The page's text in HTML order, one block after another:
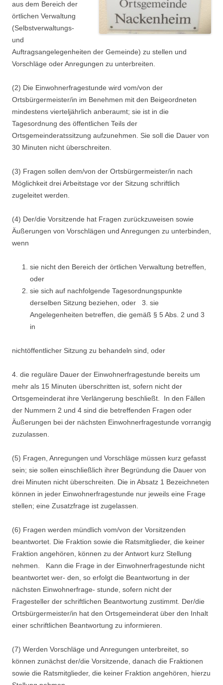
aus dem Bereich der
örtlichen Verwaltung
(Selbstverwaltungs-
und
Auftragsangelegenheiten der Gemeinde) zu stellen und
Vorschläge oder Anregungen zu unterbreiten.
(2) Die Einwohnerfragestunde wird vom/von der
Ortsbürgermeister/in im Benehmen mit den Beigeordneten
mindestens vierteljährlich anberaumt; sie ist in die
Tagesordnung des öffentlichen Teils der
Ortsgemeinderatssitzung aufzunehmen. Sie soll die Dauer von
30 Minuten nicht überschreiten.
(3) Fragen sollen dem/von der Ortsbürgermeister/in nach
Möglichkeit drei Arbeitstage vor der Sitzung schriftlich
zugeleitet werden.
(4) Der/die Vorsitzende hat Fragen zurückzuweisen sowie
Äußerungen von Vorschlägen und Anregungen zu unterbinden,
wenn
sie nicht den Bereich der örtlichen Verwaltung betreffen,
oder
sie sich auf nachfolgende Tagesordnungspunkte
derselben Sitzung beziehen, oder 3. sie
Angelegenheiten betreffen, die gemäß § 5 Abs. 2 und 3
in
nichtöffentlicher Sitzung zu behandeln sind, oder
4. die reguläre Dauer der Einwohnerfragestunde bereits um
mehr als 15 Minuten überschritten ist, sofern nicht der
Ortsgemeinderat ihre Verlängerung beschließt. In den Fällen
der Nummern 2 und 4 sind die betreffenden Fragen oder
Äußerungen bei der nächsten Einwohnerfragestunde vorrangig
zuzulassen.
(5) Fragen, Anregungen und Vorschläge müssen kurz gefasst
sein; sie sollen einschließlich ihrer Begründung die Dauer von
drei Minuten nicht überschreiten. Die in Absatz 1 Bezeichneten
können in jeder Einwohnerfragestunde nur jeweils eine Frage
stellen; eine Zusatzfrage ist zugelassen.
(6) Fragen werden mündlich vom/von der Vorsitzenden
beantwortet. Die Fraktion sowie die Ratsmitglieder, die keiner
Fraktion angehören, können zu der Antwort kurz Stellung
nehmen. Kann die Frage in der Einwohnerfragestunde nicht
beantwortet wer- den, so erfolgt die Beantwortung in der
nächsten Einwohnerfrage- stunde, sofern nicht der
Fragesteller der schriftlichen Beantwortung zustimmt. Der/die
Ortsbürgermeister/in hat den Ortsgemeinderat über den Inhalt
einer schriftlichen Beantwortung zu informieren.
(7) Werden Vorschläge und Anregungen unterbreitet, so
können zunächst der/die Vorsitzende, danach die Fraktionen
sowie die Ratsmitglieder, die keiner Fraktion angehören, hierzu